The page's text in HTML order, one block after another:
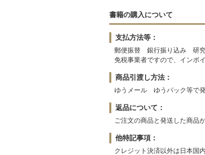
書籍の購入について
支払方法等：
郵便振替 銀行振り込み 研究
免税事業者ですので、インボ
商品引渡し方法：
ゆうメール ゆうパック等で
返品について：
ご注文の商品と発送した商品
他特記事項：
クレジット決済以外は日本国